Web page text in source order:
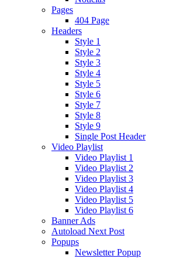
Pages
404 Page
Headers
Style 1
Style 2
Style 3
Style 4
Style 5
Style 6
Style 7
Style 8
Style 9
Single Post Header
Video Playlist
Video Playlist 1
Video Playlist 2
Video Playlist 3
Video Playlist 4
Video Playlist 5
Video Playlist 6
Banner Ads
Autoload Next Post
Popups
Newsletter Popup